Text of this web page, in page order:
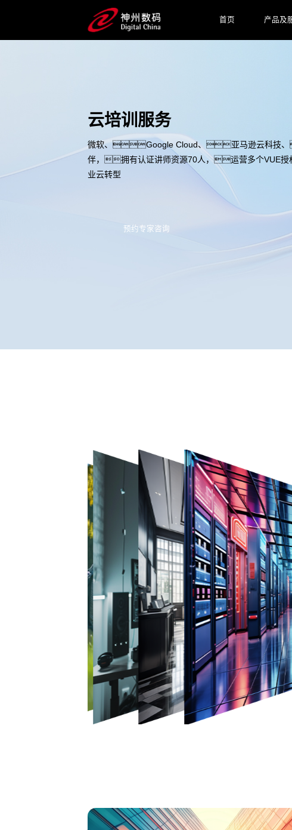
首页 产品及
云培训服务
微软、Google Cloud、亚马逊云科技
伴，拥有认证讲师资源70人，运营多个VUE
业云转型
预约专家咨询